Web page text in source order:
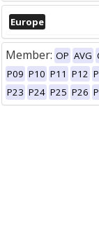
Europe
Member: OP AVG
P09 P10 P11 P12
P23 P24 P25 P26